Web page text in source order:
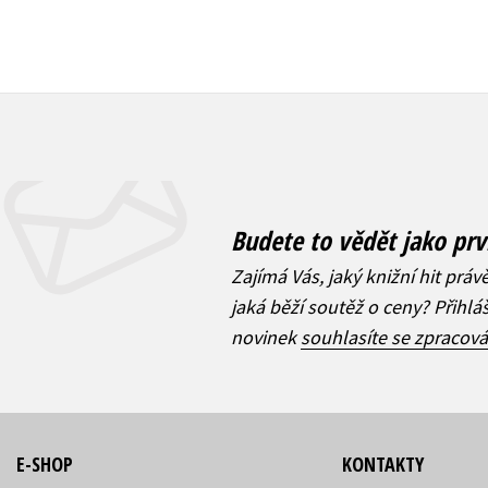
Budete to vědět jako
Zajímá Vás, jaký knižní hit
jaká běží soutěž o ceny?
novineksouhlasíte se
E-SHOP KONTAKTY